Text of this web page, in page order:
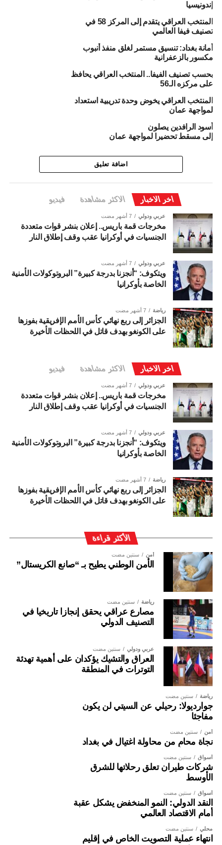
إندونيسيا
المنتخب العراقي يتقدم إلى المركز 58 في
تصنيف فيفا العالمي
أمانة بغداد: تنسيق مستمر لغلق منفذ أنبوب
مكسور بالزعفرانية
بحسب تصنيف الفيفا.. المنتخب العراقي يحافظ
على مركزه الـ56
المنتخب العراقي يخوض وحدة تدريبية استعداد
لمواجهة عمان
أسود الرافدين يصلون
إلى مسقط تحضيرا لمواجهة عمان
اضافة تعليق
اخر الاخبار الاكثر مشاهدة فيديو
عربي ودولي 7 أشهر مضت
مخرجات قمة باريس.. إعلان بنشر قوات متعددة
الجنسيات في أوكرانيا عقب وقف إطلاق النار
عربي ودولي 7 أشهر مضت
ويتكوف: “أنجزنا بدرجة كبيرة” البروتوكولات الأمنية
الخاصة بأوكرانيا
رياضة 7 أشهر مضت
الجزائر إلى ربع نهائي كأس الأمم الإفريقية بفوزها
على الكونغو بهدف قاتل في اللحظات الأخيرة
اخر الاخبار الاكثر مشاهدة فيديو
عربي ودولي 7 أشهر مضت
مخرجات قمة باريس.. إعلان بنشر قوات متعددة
الجنسيات في أوكرانيا عقب وقف إطلاق النار
عربي ودولي 7 أشهر مضت
ويتكوف: “أنجزنا بدرجة كبيرة” البروتوكولات الأمنية
الخاصة بأوكرانيا
رياضة 7 أشهر مضت
الجزائر إلى ربع نهائي كأس الأمم الإفريقية بفوزها
على الكونغو بهدف قاتل في اللحظات الأخيرة
الأكثر قراءة
أمن سنتين مضت
الأمن الوطني يطيح بـ “صانع الكريستال”
رياضة سنتين مضت
مصارع عراقي يحقق إنجازا تاريخيا في
التصنيف الدولي
عربي ودولي سنتين مضت
العراق والتشيك يؤكدان على أهمية تهدئة
التوترات في المنطقة
رياضة سنتين مضت
جوارديولا: رحيلي عن السيتي لن يكون
مفاجئا
أمن سنتين مضت
نجاة محامٍ من محاولة اغتيال في بغداد
أسواق سنتين مضت
شركات طيران تعلق رحلاتها للشرق
الأوسط
أسواق سنتين مضت
النقد الدولي: النمو المنخفض يشكل عقبة
أمام الاقتصاد العالمي
محلي سنتين مضت
انتهاء عملية التصويت الخاص في إقليم